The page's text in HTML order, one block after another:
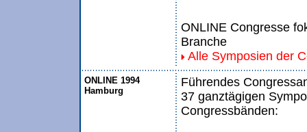
ONLINE Congresse
Branche
Alle Symposien der
ONLINE 1994
Hamburg
Führendes
37 ganztägigen
Congressbänden: